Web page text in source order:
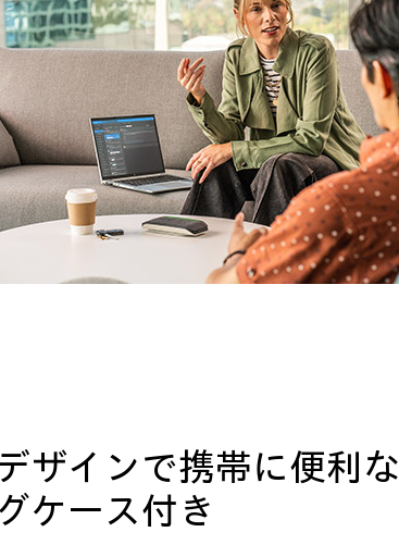
ザインで携帯に便利な
ケース付き